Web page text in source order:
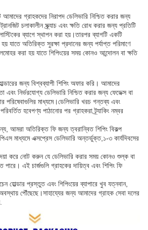
আমাদের গ্রাহকদের নিরাপদ ডেলিভারি নিশ্চিত করার জন্য
চলাকালীন স্ক্র্যাচ এবং ক্ষতি রোধ করার জন্য প্রতিটি
ব্যাগে স্থাপন করা হয়।তারপর ব্যাগটি একটি
হয় যাতে অতিরিক্ত সুরক্ষা প্রদানের জন্য পর্যাপ্ত পরিমাণে
করা হয় যাতে শিপিংয়ের সময় কোনও আন্দোলন বা ক্ষতি
জন্য বিশ্বব্যাপী শিপিং অফার করি। আমাদের
এবং নির্ভরযোগ্য ডেলিভারি নিশ্চিত করার জন্য ফেডেক্স বা
পরিষেবাগুলির মাধ্যমে।ডেলিভারি খরচ গন্তব্য এবং
হবেপণ্য পাঠানোর পর গ্রাহকরা ট্র্যাকিং নম্বর
আমরা অতিরিক্ত ফি জন্য ত্বরান্বিত শিপিং বিকল্প
মাধ্যমে এক্সপ্রেস ডেলিভারি অন্তর্ভুক্ত,১-৩ কার্যদিবসের
করে নোট করুন যে ডেলিভারি করার সময় কোনও শুল্ক বা
এই চার্জগুলি গ্রাহকের দায়িত্ব এবং শিপিং ফি
হোল্ডার প্রস্তুত এবং শিপিংয়ের ব্যাপারে খুব যত্নবান,
পৌঁছেছে।সাহায্যের জন্য আমাদের গ্রাহক সেবা দলের